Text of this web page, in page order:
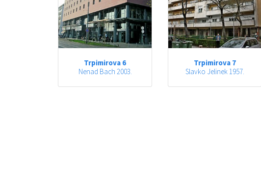
Trpimirova 6
Nenad Bach 2003.
Trpimirova 7
Slavko Jelinek 1957.